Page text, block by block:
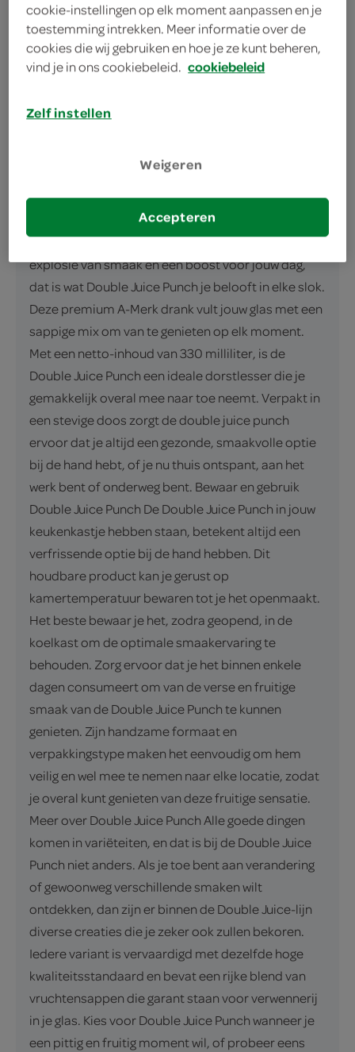
Dubbele fruitsmaak in elke slok
Verpakking van 330 ml, perfect formaat
A-merk kwaliteit gegarandeerd
omschrijving
Verdubbel het Genot met Double Juice Punch Een
explosie van smaak en een boost voor jouw dag,
dat is wat Double Juice Punch je belooft in elke slok.
Deze premium A-Merk drank vult jouw glas met een
sappige mix om van te genieten op elk moment.
Met een netto-inhoud van 330 milliliter, is de
Double Juice Punch een ideale dorstlesser die je
gemakkelijk overal mee naar toe neemt. Verpakt in
een stevige doos zorgt de double juice punch
ervoor dat je altijd een gezonde, smaakvolle optie
bij de hand hebt, of je nu thuis ontspant, aan het
werk bent of onderweg bent. Bewaar en gebruik
Double Juice Punch De Double Juice Punch in jouw
keukenkastje hebben staan, betekent altijd een
verfrissende optie bij de hand hebben. Dit
houdbare product kan je gerust op
kamertemperatuur bewaren tot je het openmaakt.
Het beste bewaar je het, zodra geopend, in de
koelkast om de optimale smaakervaring te
behouden. Zorg ervoor dat je het binnen enkele
dagen consumeert om van de verse en fruitige
smaak van de Double Juice Punch te kunnen
genieten. Zijn handzame formaat en
verpakkingstype maken het eenvoudig om hem
veilig en wel mee te nemen naar elke locatie, zodat
je overal kunt genieten van deze fruitige sensatie.
Meer over Double Juice Punch Alle goede dingen
komen in variëteiten, en dat is bij de Double Juice
Punch niet anders. Als je toe bent aan verandering
of gewoonweg verschillende smaken wilt
ontdekken, dan zijn er binnen de Double Juice-lijn
diverse creaties die je zeker ook zullen bekoren.
Iedere variant is vervaardigd met dezelfde hoge
kwaliteitsstandaard en bevat een rijke blend van
vruchtensappen die garant staan voor verwennerij
in je glas. Kies voor Double Juice Punch wanneer je
een pittig en fruitig moment wil, of probeer eens
cookie-instellingen op elk moment aanpassen en je
toestemming intrekken. Meer informatie over de
cookies die wij gebruiken en hoe je ze kunt beheren,
vind je in ons cookiebeleid. cookiebeleid
Zelf instellen
Weigeren
Accepteren